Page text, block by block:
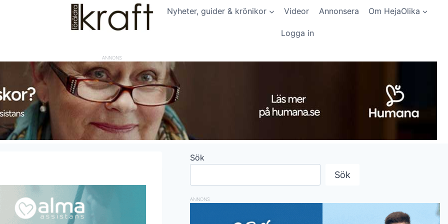
Nyheter, guider & krönikor Videor Annonsera Om HejaOlika
Logga in
ANNONS
Sök
Sök
ANNONS